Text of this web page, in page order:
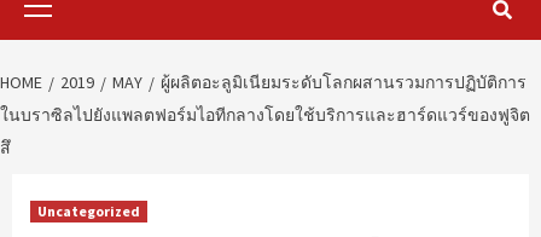
Primary
Menu
HOME 2019 MAY
ผู้ผลิตอะลูมิเนียมระดับโลกผสานรวมการปฏิบัติการ
ในบราซิลไปยังแพลตฟอร์มไอทีกลางโดยใช้บริการและฮาร์ดแวร์ของฟูจิต
สึ
Uncategorized